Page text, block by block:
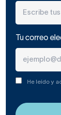
Tu correo
He leído y